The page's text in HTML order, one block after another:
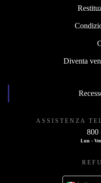
Diventa
ASSISTENZA
800
Lun - Ven